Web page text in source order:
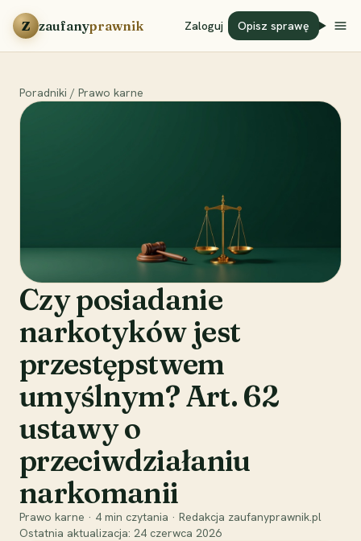
Przejdź do treści
Z zaufanyprawnik Zaloguj Opisz sprawę
Poradniki / Prawo karne
Czy posiadanie
narkotyków jest
przestępstwem
umyślnym? Art. 62
ustawy o
przeciwdziałaniu
narkomanii
Prawo karne · 4 min czytania · Redakcja zaufanyprawnik.pl
Ostatnia aktualizacja: 24 czerwca 2026